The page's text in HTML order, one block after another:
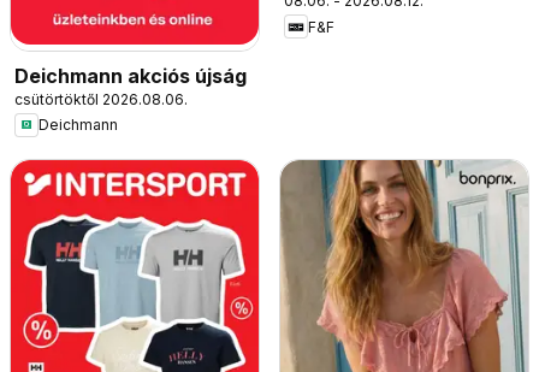
Deichmann akciós újság
csütörtöktől 2026.08.06.
Deichmann
F&F